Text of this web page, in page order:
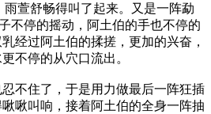
萱舒畅得叫了起来。又是一阵勐
不停的摇动，阿土伯的手也不停的
经过阿土伯的揉搓，更加的兴奋，
不停的从穴口流出。
住了，于是用力做最后一阵狂插
啾叫响，接着阿土伯的全身一阵抽